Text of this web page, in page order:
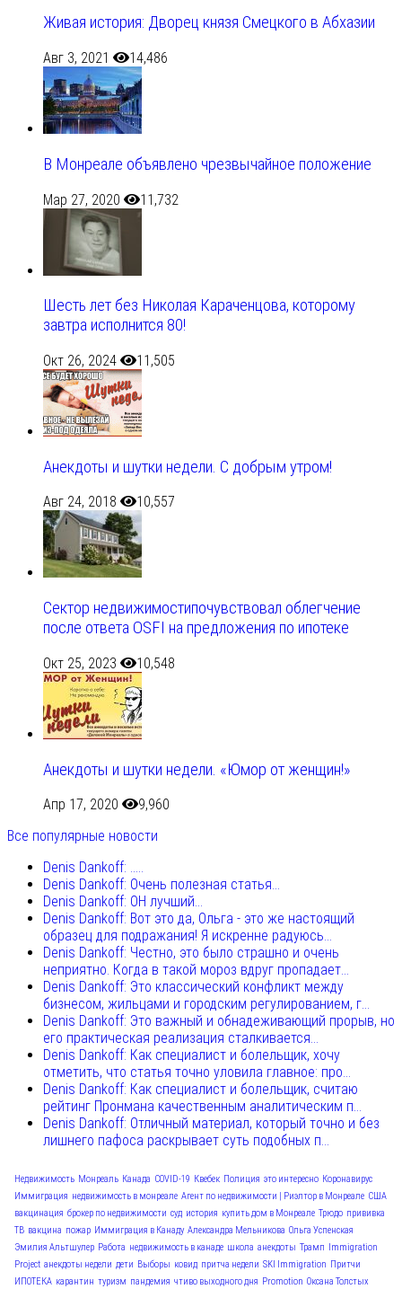
Живая история: Дворец князя Смецкого в Абхазии
Авг 3, 2021 14,486
В Монреале объявлено чрезвычайное положение
Мар 27, 2020 11,732
Шесть лет без Николая Караченцова, которому
завтра исполнится 80!
Окт 26, 2024 11,505
Анекдоты и шутки недели. С добрым утром!
Авг 24, 2018 10,557
Сектор недвижимостипочувствовал облегчение
после ответа OSFI на предложения по ипотеке
Окт 25, 2023 10,548
Анекдоты и шутки недели. «Юмор от женщин!»
Апр 17, 2020
9,960
Все популярные новости
Denis Dankoff: .....
Denis Dankoff: Очень полезная статья...
Denis Dankoff: ОН лучший...
Denis Dankoff: Вот это да, Ольга - это же настоящий
образец для подражания! Я искренне радуюсь...
Denis Dankoff: Честно, это было страшно и очень
неприятно. Когда в такой мороз вдруг пропадает...
Denis Dankoff: Это классический конфликт между
бизнесом, жильцами и городским регулированием, г...
Denis Dankoff: Это важный и обнадеживающий прорыв, но
его практическая реализация сталкивается...
Denis Dankoff: Как специалист и болельщик, хочу
отметить, что статья точно уловила главное: про...
Denis Dankoff: Как специалист и болельщик, считаю
рейтинг Пронмана качественным аналитическим п...
Denis Dankoff: Отличный материал, который точно и без
лишнего пафоса раскрывает суть подобных п...
Недвижимость Монреаль Канада COVID-19 Квебек Полиция это интересно Коронавирус
Иммиграция недвижимость в монреале Агент по недвижимости | Риэлтор в Монреале США
вакцинация брокер по недвижимости суд история купить дом в Монреале Трюдо прививка
ТВ вакцина пожар Иммиграция в Канаду Александра Мельникова Ольга Успенская
Эмилия Альтшулер Работа недвижимость в канаде школа анекдоты Трамп
Immigration
Project анекдоты недели дети Выборы ковид притча недели SKI Immigration Притчи
ИПОТЕКА карантин туризм пандемия чтиво выходного дня Promotion Оксана Толстых